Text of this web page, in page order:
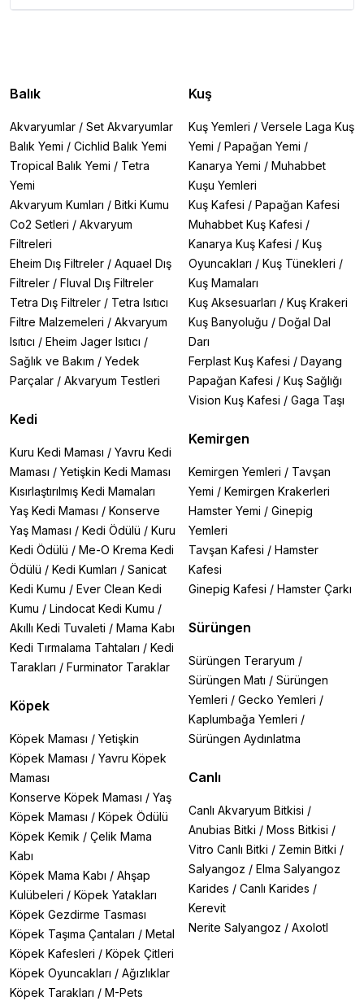
Balık
Akvaryumlar / Set Akvaryumlar
Balık Yemi / Cichlid Balık Yemi
Tropical Balık Yemi / Tetra
Yemi
Akvaryum Kumları / Bitki Kumu
Co2 Setleri / Akvaryum
Filtreleri
Eheim Dış Filtreler / Aquael Dış
Filtreler / Fluval Dış Filtreler
Tetra Dış Filtreler / Tetra Isıtıcı
Filtre Malzemeleri / Akvaryum
Isıtıcı / Eheim Jager Isıtıcı /
Sağlık ve Bakım / Yedek
Parçalar / Akvaryum Testleri
Kedi
Kuru Kedi Maması / Yavru Kedi
Maması / Yetişkin Kedi Maması
Kısırlaştırılmış Kedi Mamaları
Yaş Kedi Maması / Konserve
Yaş Maması / Kedi Ödülü / Kuru
Kedi Ödülü / Me-O Krema Kedi
Ödülü / Kedi Kumları / Sanicat
Kedi Kumu / Ever Clean Kedi
Kumu / Lindocat Kedi Kumu /
Akıllı Kedi Tuvaleti / Mama Kabı
Kedi Tırmalama Tahtaları / Kedi
Tarakları / Furminator Taraklar
Köpek
Köpek Maması / Yetişkin
Köpek Maması / Yavru Köpek
Maması
Konserve Köpek Maması / Yaş
Köpek Maması / Köpek Ödülü
Köpek Kemik / Çelik Mama
Kabı
Köpek Mama Kabı / Ahşap
Kulübeleri / Köpek Yatakları
Köpek Gezdirme Tasması
Köpek Taşıma Çantaları / Metal
Köpek Kafesleri / Köpek Çitleri
Köpek Oyuncakları / Ağızlıklar
Köpek Tarakları / M-Pets
Kuş
Kuş Yemleri / Versele Laga Kuş
Yemi / Papağan Yemi /
Kanarya Yemi / Muhabbet
Kuşu Yemleri
Kuş Kafesi / Papağan Kafesi
Muhabbet Kuş Kafesi /
Kanarya Kuş Kafesi / Kuş
Oyuncakları / Kuş Tünekleri /
Kuş Mamaları
Kuş Aksesuarları / Kuş Krakeri
Kuş Banyoluğu / Doğal Dal
Darı
Ferplast Kuş Kafesi / Dayang
Papağan Kafesi / Kuş Sağlığı
Vision Kuş Kafesi / Gaga Taşı
Kemirgen
Kemirgen Yemleri / Tavşan
Yemi / Kemirgen Krakerleri
Hamster Yemi / Ginepig
Yemleri
Tavşan Kafesi / Hamster
Kafesi
Ginepig Kafesi / Hamster Çarkı
Sürüngen
Sürüngen Teraryum /
Sürüngen Matı / Sürüngen
Yemleri / Gecko Yemleri /
Kaplumbağa Yemleri /
Sürüngen Aydınlatma
Canlı
Canlı Akvaryum Bitkisi /
Anubias Bitki / Moss Bitkisi /
Vitro Canlı Bitki / Zemin Bitki /
Salyangoz / Elma Salyangoz
Karides / Canlı Karides /
Kerevit
Nerite Salyangoz / Axolotl